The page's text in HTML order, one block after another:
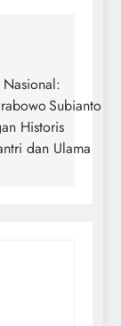
Nasional:
Subianto
Historis
dan Ulama